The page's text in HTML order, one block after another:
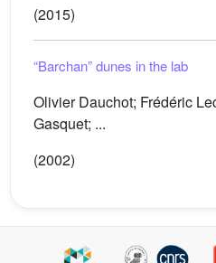
(2015)
“Barchan” dunes in the lab
Olivier Dauchot; Frédéric
Gasquet; ...
(2002)